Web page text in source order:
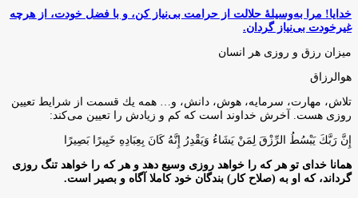
خدایا! مرا به‌وسیلۀ حلالت از حرامت بی‌نیاز کن، و با فضل خودت، از هرچه
غیرخودت بی‌نیاز گردان.
میزان رزق و روزی هر انسان
هوالرزاق
تلاش، مهارت، سرمايه، هوش، دانش، و… همه يك قسمت از شرايط تعيين
روزى هست. آخرش خداوند است كه كم و زيادش را تعيين مى‌كند:
إِنَّ رَبَّكَ يَبْسُطُ الرِّزْقَ لِمَنْ يَشَاءُ وَيَقْدِرُ إِنَّهُ كَانَ بِعِبَادِهِ خَبِيرًا بَصِيرًا
همانا خدای تو هر که را خواهد روزی وسیع دهد و هر که را خواهد تنگ روزی
گرداند، که او به (صلاح کار) بندگان خود کاملا آگاه و بصیر است.